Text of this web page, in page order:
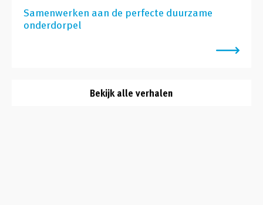
Samenwerken aan de perfecte duurzame
onderdorpel
Bekijk alle verhalen